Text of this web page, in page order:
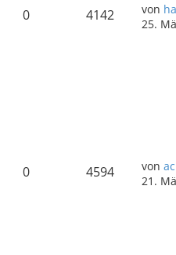
0 4142 von
25.
0 4594 von
21.